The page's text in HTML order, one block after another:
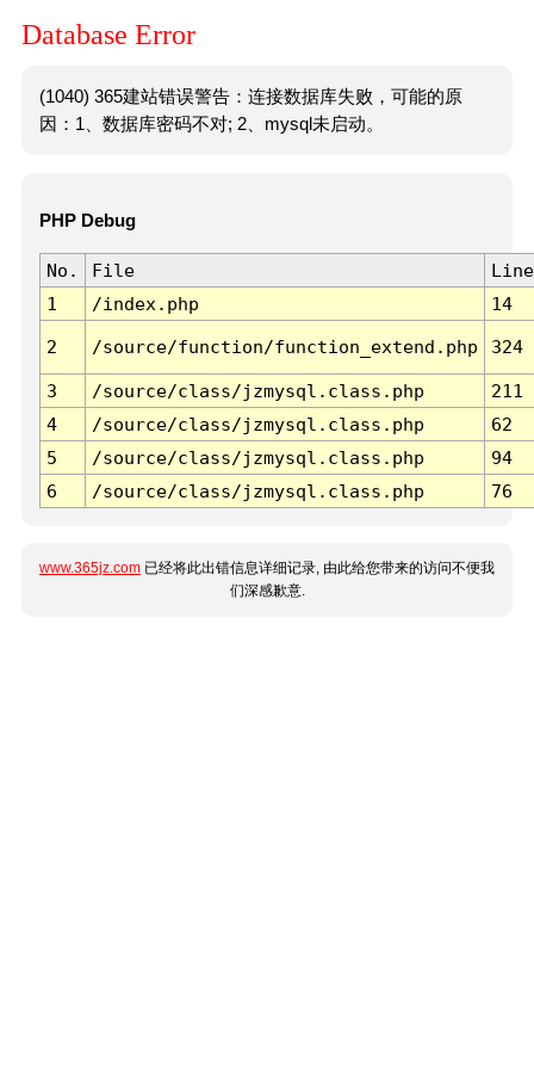
Database Error
(1040) 365建站错误警告：连接数据库失败，可能的原
因：1、数据库密码不对; 2、mysql未启动。
PHP Debug
No. File
Line
1
/index.php 14
2 /source/function/function_extend.php 324
3 /source/class/jzmysql.class.php
211
4
/source/class/jzmysql.class.php
62
5
/source/class/jzmysql.class.php
94
6
/source/class/jzmysql.class.php 76
www.365jz.com 已经将此出错信息详细记录, 由此给您带来的访问不便我
们深感歉意.